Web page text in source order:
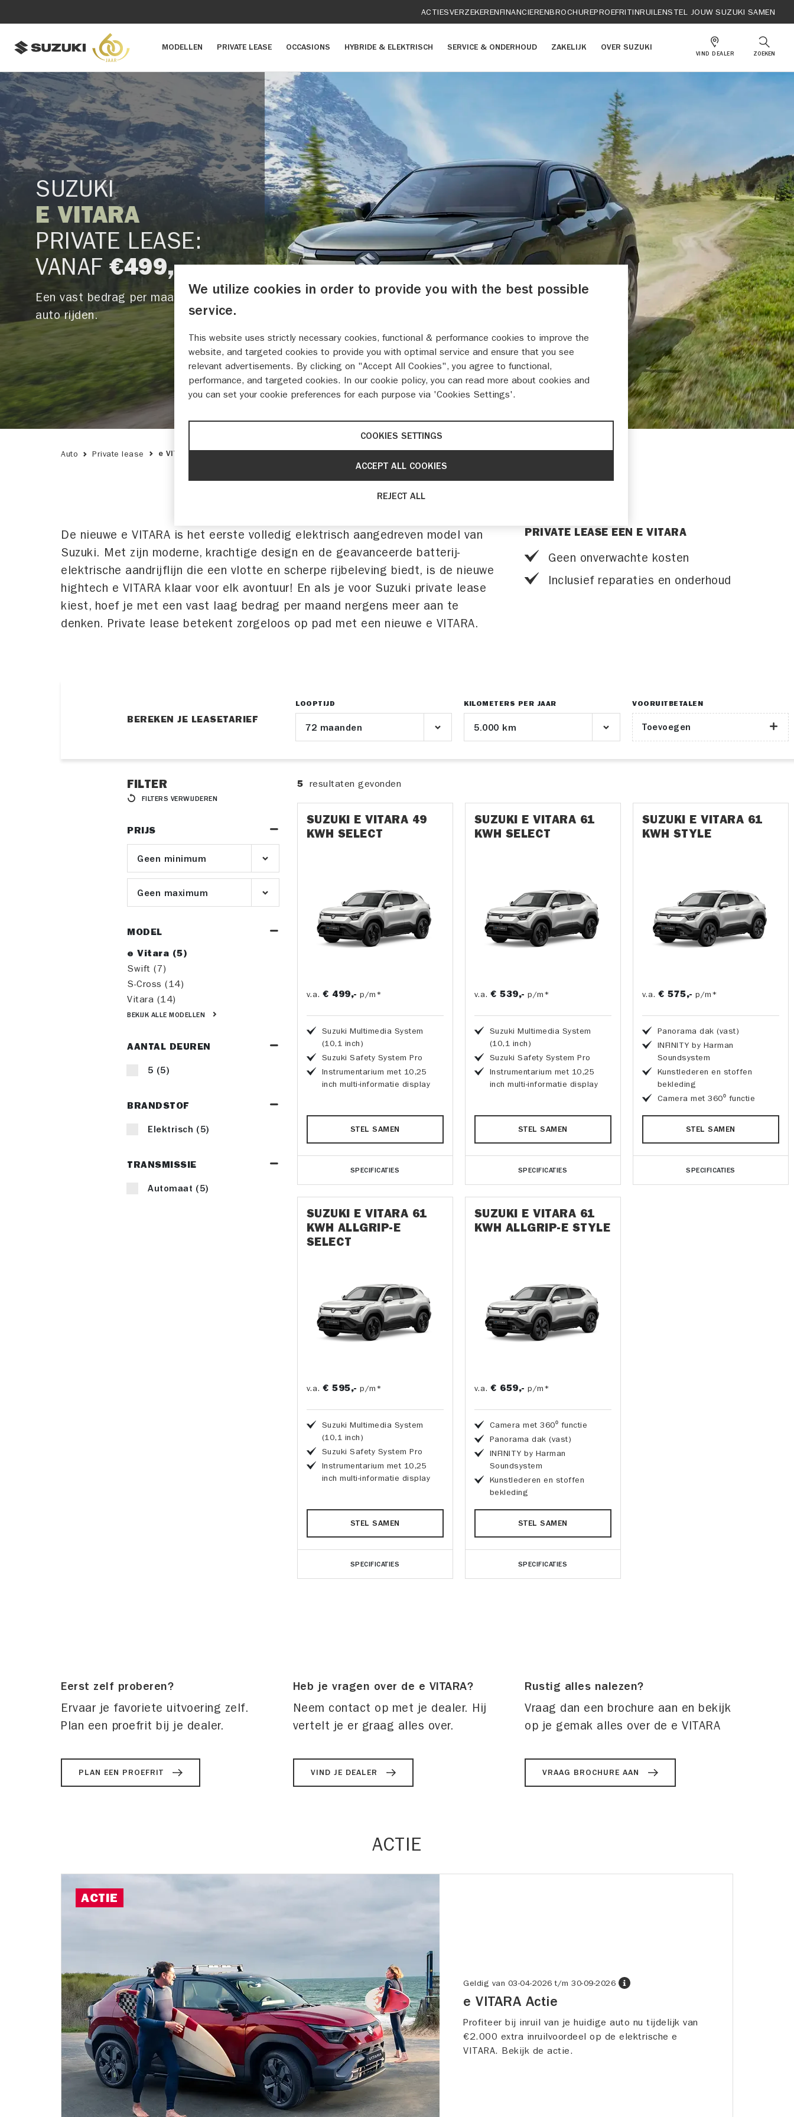
ACTIESVERZEKERENFINANCIERENBROCHUREPROEFRITINRUILENSTEL JOUW SUZUKI SAMEN
MODELLEN PRIVATE LEASE OCCASIONS HYBRIDE & ELEKTRISCH SERVICE & ONDERHOUD ZAKELIJK OVER SUZUKI
VIND DEALER ZOEKEN
SUZUKI
E VITARA
PRIVATE LEASE:
VANAF €499,-
Een vast bedrag per maand voor
auto rijden.
Auto Private lease e VITARA
De nieuwe e VITARA is het eerste volledig elektrisch aangedreven model van
Suzuki. Met zijn moderne, krachtige design en de geavanceerde batterij-
elektrische aandrijflijn die een vlotte en scherpe rijbeleving biedt, is de nieuwe
hightech e VITARA klaar voor elk avontuur! En als je voor Suzuki private lease
kiest, hoef je met een vast laag bedrag per maand nergens meer aan te
denken. Private lease betekent zorgeloos op pad met een nieuwe e VITARA.
PRIVATE LEASE EEN E VITARA
Geen onverwachte kosten
Inclusief reparaties en onderhoud
BEREKEN JE LEASETARIEF
LOOPTIJD KILOMETERS PER JAAR VOORUITBETALEN
Toevoegen
FILTER
FILTERS VERWIJDEREN
PRIJS
MODEL
e Vitara (5)
Swift (7)
S-Cross (14)
Vitara (14)
BEKIJK ALLE MODELLEN
AANTAL DEUREN
5 (5)
BRANDSTOF
Elektrisch (5)
TRANSMISSIE
Automaat (5)
5 resultaten gevonden
SUZUKI E VITARA 49
KWH SELECT
v.a. € 499,- p/m*
Suzuki Multimedia System
(10,1 inch)
Suzuki Safety System Pro
Instrumentarium met 10,25
inch multi-informatie display
STEL SAMEN
SPECIFICATIES
SUZUKI E VITARA 61
KWH SELECT
v.a. € 539,- p/m*
Suzuki Multimedia System
(10,1 inch)
Suzuki Safety System Pro
Instrumentarium met 10,25
inch multi-informatie display
STEL SAMEN
SPECIFICATIES
SUZUKI E VITARA 61
KWH STYLE
v.a. € 575,- p/m*
Panorama dak (vast)
INFINITY by Harman
Soundsystem
Kunstlederen en stoffen
bekleding
Camera met 360⁰ functie
STEL SAMEN
SPECIFICATIES
SUZUKI E VITARA 61
KWH ALLGRIP-E
SELECT
v.a. € 595,- p/m*
Suzuki Multimedia System
(10,1 inch)
Suzuki Safety System Pro
Instrumentarium met 10,25
inch multi-informatie display
STEL SAMEN
SPECIFICATIES
SUZUKI E VITARA 61
KWH ALLGRIP-E STYLE
v.a. € 659,- p/m*
Camera met 360⁰ functie
Panorama dak (vast)
INFINITY by Harman
Soundsystem
Kunstlederen en stoffen
bekleding
STEL SAMEN
SPECIFICATIES
Eerst zelf proberen?
Ervaar je favoriete uitvoering zelf.
Plan een proefrit bij je dealer.
PLAN EEN PROEFRIT
Heb je vragen over de e VITARA?
Neem contact op met je dealer. Hij
vertelt je er graag alles over.
VIND JE DEALER
Rustig alles nalezen?
Vraag dan een brochure aan en bekijk
op je gemak alles over de e VITARA
VRAAG BROCHURE AAN
ACTIE
ACTIE
Geldig van 03-04-2026 t/m 30-09-2026
e VITARA Actie
Profiteer bij inruil van je huidige auto nu tijdelijk van
€2.000 extra inruilvoordeel op de elektrische e
VITARA. Bekijk de actie.
We utilize cookies in order to provide you with the best possible
service.
This website uses strictly necessary cookies, functional & performance cookies to improve the
website, and targeted cookies to provide you with optimal service and ensure that you see
relevant advertisements. By clicking on "Accept All Cookies", you agree to functional,
performance, and targeted cookies. In our cookie policy, you can read more about cookies and
you can set your cookie preferences for each purpose via 'Cookies Settings'.
COOKIES SETTINGS
REJECT ALL
ACCEPT ALL COOKIES